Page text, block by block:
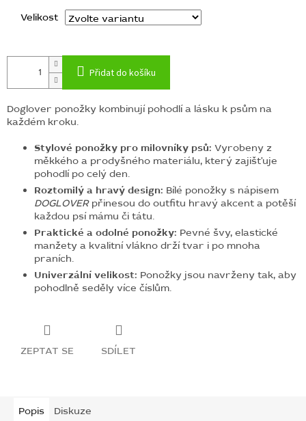
Velikost
Přidat do košíku
Doglover ponožky kombinují pohodlí a lásku k psům na
každém kroku.
Stylové ponožky pro milovníky psů: Vyrobeny z
měkkého a prodyšného materiálu, který zajišťuje
pohodlí po celý den.
Roztomilý a hravý design: Bílé ponožky s nápisem
DOGLOVERpřinesou do outfitu hravý akcent a potěší
každou psí mámu či tátu.
Praktické a odolné ponožky: Pevné švy, elastické
manžety a kvalitní vlákno drží tvar i po mnoha
praních.
Univerzální velikost: Ponožky jsou navrženy tak, aby
pohodlně seděly více číslům.
ZEPTAT SE SDÍLET
Popis Diskuze